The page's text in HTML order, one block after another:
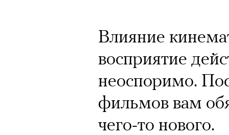
Влияние
восприятие
неоспоримо.
фильмов вам
чего-то нового.
АВТОР ВАЛЕРИЯ ДАВЫДОВА-КАЛАШНИК
Почему для
горы
готовы снова